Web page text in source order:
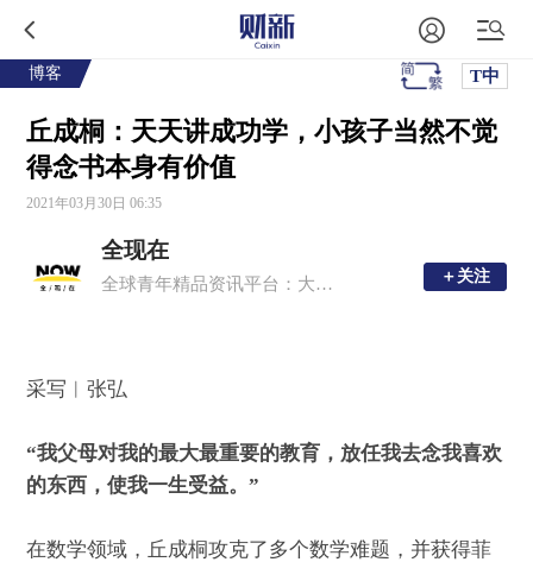
博客 T中
丘成桐：天天讲成功学，小孩子当然不觉
得念书本身有价值
2021年03月30日 06:35
全现在
全球青年精品资讯平台：大事，新知，深度，有趣 ＋关注
＋关注
采写︱张弘
“我父母对我的最大最重要的教育，放任我去念我喜欢
的东西，使我一生受益。”
在数学领域，丘成桐攻克了多个数学难题，并获得菲